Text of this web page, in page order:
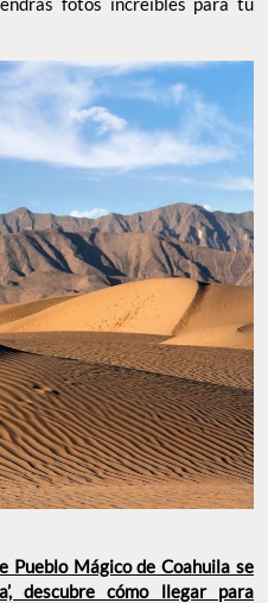
Pueblo Mágico de Coahuila se
descubre cómo llegar para